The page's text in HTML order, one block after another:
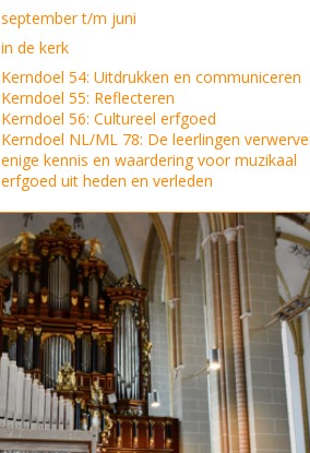
september t/m juni
in de kerk
Kerndoel 54: Uitdrukken en communiceren
Kerndoel 55: Reflecteren
Kerndoel 56: Cultureel erfgoed
Kerndoel NL/ML 78: De leerlingen
enige kennis en waardering voor muzikaal
erfgoed uit heden en verleden